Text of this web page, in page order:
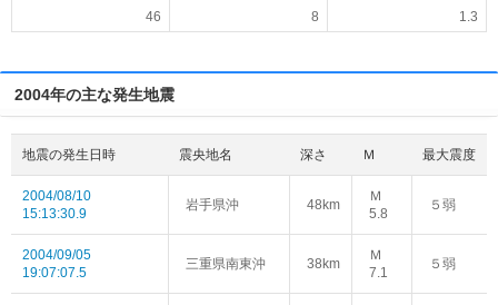
46
8 1.3
2004年の主な発生地震
地震の発生日時 震央地名 深さ Ｍ 最大震度
2004/08/10
15:13:30.9
岩手県沖 48km
Ｍ
5.8
５弱
2004/09/05
19:07:07.5
三重県南東沖 38km
Ｍ
7.1
５弱